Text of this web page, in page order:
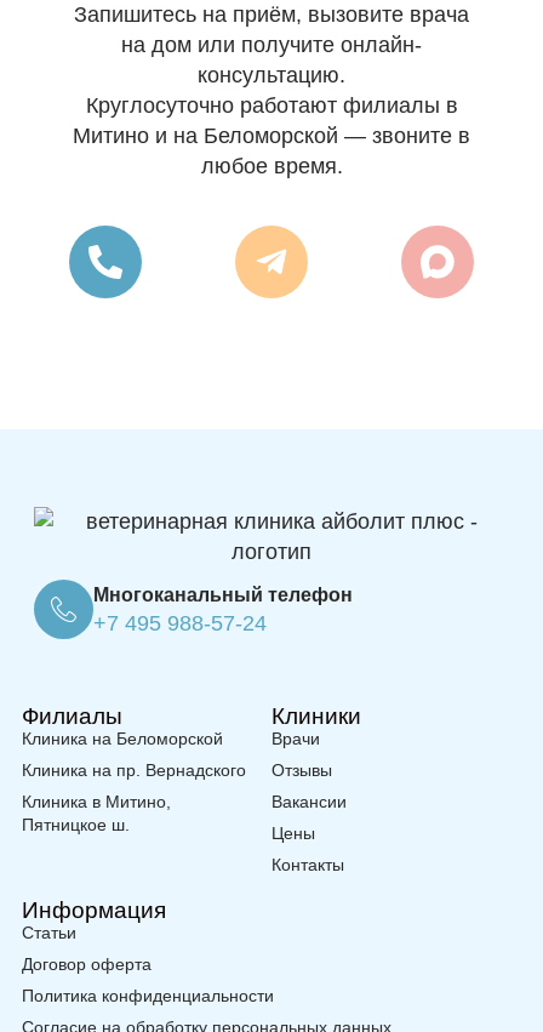
Запишитесь на приём, вызовите врача
на дом или получите онлайн-
консультацию.
Круглосуточно работают филиалы в
Митино и на Беломорской — звоните в
любое время.
Многоканальный телефон
+7 495 988-57-24
Филиалы
Клиника на Беломорской
Клиника на пр. Вернадского
Клиника в Митино,
Пятницкое ш.
Клиники
Врачи
Отзывы
Вакансии
Цены
Контакты
Информация
Статьи
Договор оферта
Политика конфиденциальности
Согласие на обработку персональных данных